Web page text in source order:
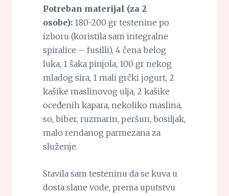
Potreban materijal (za 2
osobe):180-200 gr testenine po
izboru (koristila sam integralne
spiralice – fusilli), 4 čena belog
luka, 1 šaka pinjola, 100 gr nekog
mladog sira, 1 mali grčki jogurt, 2
kašike maslinovog ulja, 2 kašike
oceđenih kapara, nekoliko maslina,
so, biber, ruzmarin, peršun, bosiljak,
malo rendanog parmezana za
služenje.
Stavila sam testeninu da se kuva u
dosta slane vode, prema uputstvu